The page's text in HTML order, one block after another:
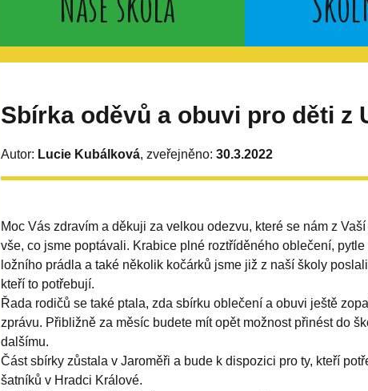
Sbírka oděvů a obuvi pro děti z
Autor: Lucie Kubálková, zveřejněno: 30.3.2022
Moc Vás zdravím a děkuji za velkou odezvu, které se nám z
vše, co jsme poptávali. Krabice plné roztříděného oblečení,
ložního prádla a také několik kočárků jsme již z naší školy
kteří to potřebují.
Řada rodičů se také ptala, zda sbírku oblečení a obuvi ještě
zprávu. Přibližně za měsíc budete mít opět možnost přinést do
dalšímu.
Část sbírky zůstala v Jaroměři a bude k dispozici pro ty, kteří
šatníků v Hradci Králové.